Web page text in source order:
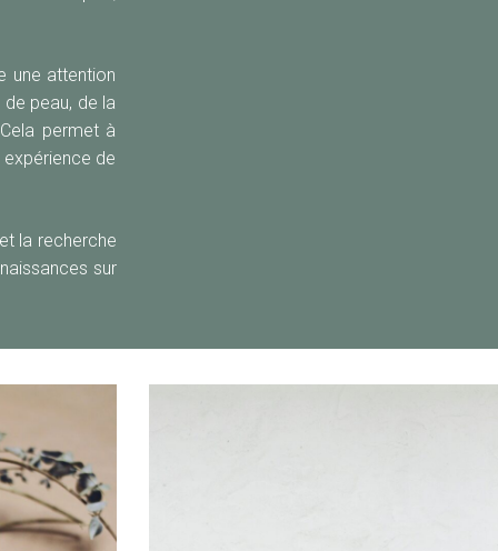
une attention
peau, de la
permet à
de
la recherche
sur